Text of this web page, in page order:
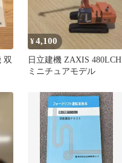
双
¥4,100
日立建機 ZAXIS 480LCH
ミニチュアモデル